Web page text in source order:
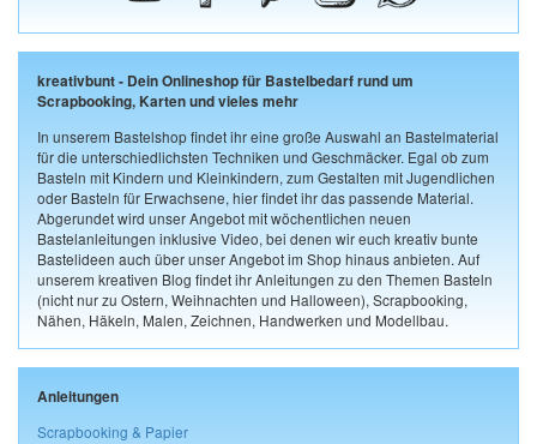
kreativbunt - Dein Onlineshop für Bastelbedarf rund um
Scrapbooking, Karten und vieles mehr
In unserem Bastelshop findet ihr eine große Auswahl an Bastelmaterial
für die unterschiedlichsten Techniken und Geschmäcker. Egal ob zum
Basteln mit Kindern und Kleinkindern, zum Gestalten mit Jugendlichen
oder Basteln für Erwachsene, hier findet ihr das passende Material.
Abgerundet wird unser Angebot mit wöchentlichen neuen
Bastelanleitungen inklusive Video, bei denen wir euch kreativ bunte
Bastelideen auch über unser Angebot im Shop hinaus anbieten. Auf
unserem kreativen Blog findet ihr Anleitungen zu den Themen Basteln
(nicht nur zu Ostern, Weihnachten und Halloween), Scrapbooking,
Nähen, Häkeln, Malen, Zeichnen, Handwerken und Modellbau.
Anleitungen
Scrapbooking & Papier